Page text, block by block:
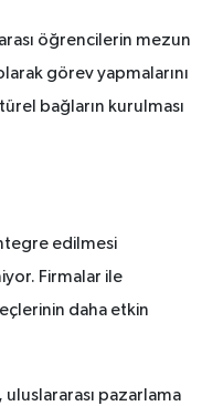
öğrencilerin mezun
görev yapmalarını
bağların kurulması
edilmesi
Firmalar ile
daha etkin
uluslararası pazarlama